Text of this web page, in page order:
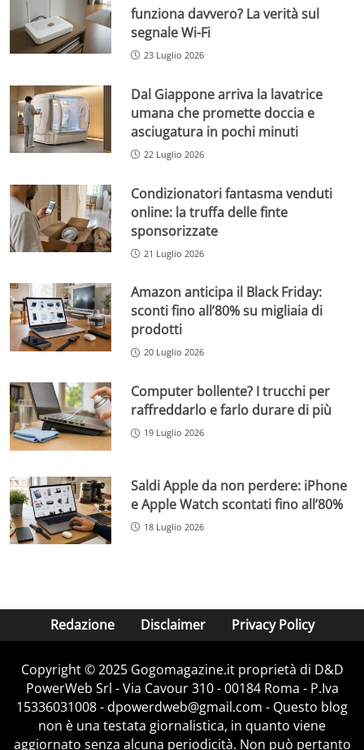
funziona davvero? La verità sul
segnale Wi-Fi
23 Luglio 2026
Dal Giappone arriva la lavatrice
umana che promette doccia e
asciugatura in pochi minuti
22 Luglio 2026
Condizionatori fantasma venduti
online: la truffa delle finte
sponsorizzate
21 Luglio 2026
Amazon anticipa il Black Friday:
sconti fino all’80% su migliaia di
prodotti
20 Luglio 2026
Computer bollente? I trucchi per
raffreddarlo e farlo durare di più
19 Luglio 2026
Saldi Apple da non perdere: iPhone
e Apple Watch scontati fino all’80%
18 Luglio 2026
Redazione Disclaimer Privacy Policy
Copyright © 2025 Gogomagazine.it proprietà di D&D
PowerWeb Srl - Via Cavour 310 - 00184 Roma - P.Iva
15336031008 - dpowerdweb@gmail.com - Questo blog
non è una testata giornalistica, in quanto viene
aggiornato senza alcuna periodicità. Non può pertanto